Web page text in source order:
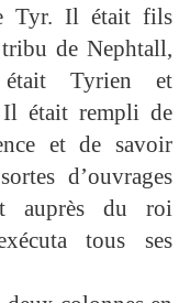
Tyr. Il était fils
de Nephtall,
Tyrien et
était rempli de
et de savoir
d’ouvrages
auprès du roi
tous ses